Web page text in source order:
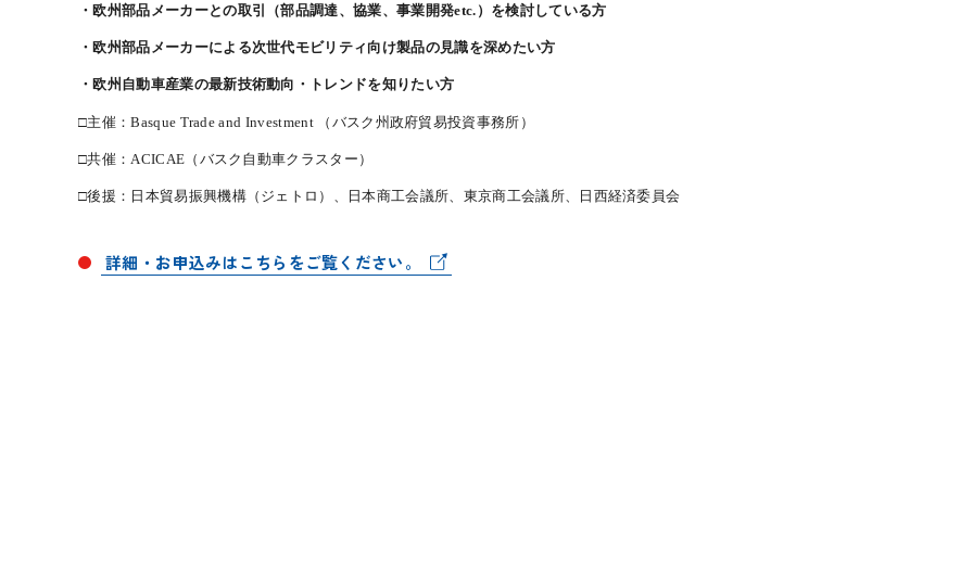
・欧州部品メーカーとの取引（部品調達、協業、事業開発etc.）を検討している方
・欧州部品メーカーによる次世代モビリティ向け製品の見識を深めたい方
・欧州自動車産業の最新技術動向・トレンドを知りたい方
□主催：Basque Trade and Investment （バスク州政府貿易投資事務所）
□共催：ACICAE（バスク自動車クラスター）
□後援：日本貿易振興機構（ジェトロ）、日本商工会議所、東京商工会議所、日西経済委員会
詳細・お申込みはこちらをご覧ください。